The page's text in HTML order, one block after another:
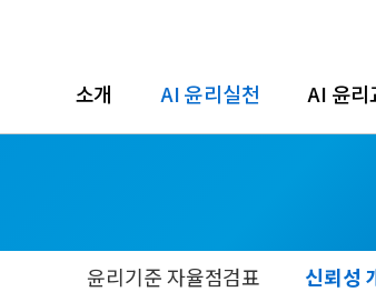
소개 AI 윤리실천 AI 윤리
윤리기준 자율점검표 신뢰성